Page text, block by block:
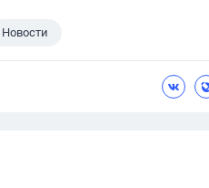
Новости